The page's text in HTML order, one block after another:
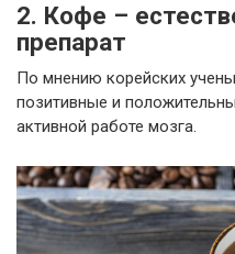
2. Кофе –
препарат
По мнению корейских
позитивные и
активной работе мозга.